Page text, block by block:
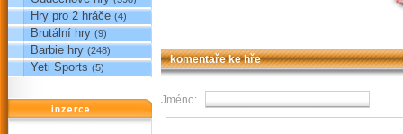
Hry pro 2 hráče (4)
Brutální hry (9)
Barbie hry (248)
Yeti Sports (5)
reklama
komentaře ke hře
Jméno: